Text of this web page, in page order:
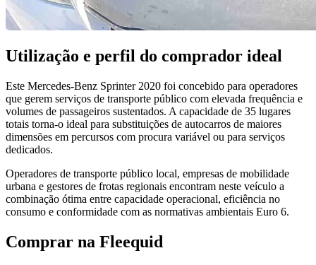
Utilização e perfil do comprador ideal
Este Mercedes-Benz Sprinter 2020 foi concebido para operadores
que gerem serviços de transporte público com elevada frequência e
volumes de passageiros sustentados. A capacidade de 35 lugares
totais torna-o ideal para substituições de autocarros de maiores
dimensões em percursos com procura variável ou para serviços
dedicados.
Operadores de transporte público local, empresas de mobilidade
urbana e gestores de frotas regionais encontram neste veículo a
combinação ótima entre capacidade operacional, eficiência no
consumo e conformidade com as normativas ambientais Euro 6.
Comprar na Fleequid